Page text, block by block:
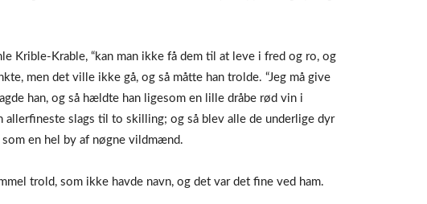
Krible-Krable, “kan man ikke få dem til at leve i fred og ro, og
men det ville ikke gå, og så måtte han trolde. “Jeg må give
han, og så hældte han ligesom en lille dråbe rød vin i
allerfineste slags til to skilling; og så blev alle de underlige dyr
en hel by af nøgne vildmænd.
trold, som ikke havde navn, og det var det fine ved ham.